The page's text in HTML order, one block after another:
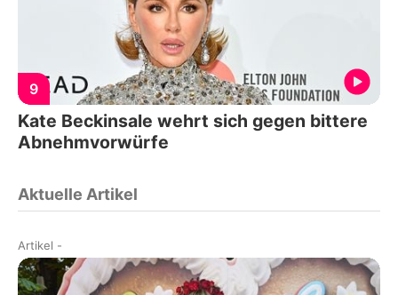
9
Kate Beckinsale wehrt sich gegen bittere
Abnehmvorwürfe
Aktuelle Artikel
Artikel -